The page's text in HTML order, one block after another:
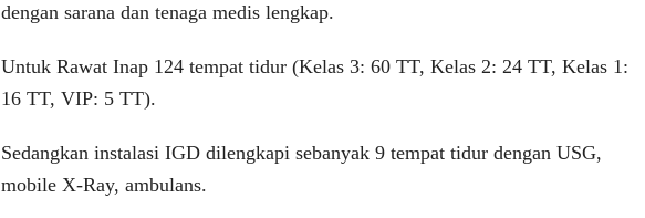
dengan sarana dan tenaga medis lengkap.
Untuk Rawat Inap 124 tempat tidur (Kelas 3: 60 TT, Kelas 2: 24 TT, Kelas 1:
16 TT, VIP: 5 TT).
Sedangkan instalasi IGD dilengkapi sebanyak 9 tempat tidur dengan USG,
mobile X-Ray, ambulans.